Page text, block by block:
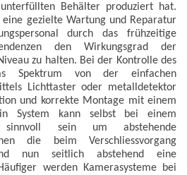
Behälter produziert hat.
gezielte Wartung und Reparatur
durch das frühzeitige
den Wirkungsgrad der
zu halten. Bei der Kontrolle des
Spektrum von der einfachen
Lichttaster oder metalldetektor
und korrekte Montage mit einem
System kann selbst bei einem
sinnvoll sein um abstehende
die beim Verschliessvorgang
nun seitlich abstehend eine
werden Kamerasysteme bei